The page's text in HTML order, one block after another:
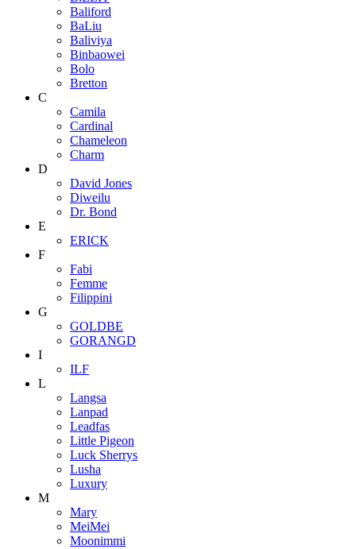
Baliford
BaLiu
Baliviya
Binbaowei
Bolo
Bretton
C
Camila
Cardinal
Chameleon
Charm
D
David Jones
Diweilu
Dr. Bond
E
ERICK
F
Fabi
Femme
Filippini
G
GOLDBE
GORANGD
I
ILF
L
Langsa
Lanpad
Leadfas
Little Pigeon
Luck Sherrys
Lusha
Luxury
M
Mary
MeiMei
Moonimmi